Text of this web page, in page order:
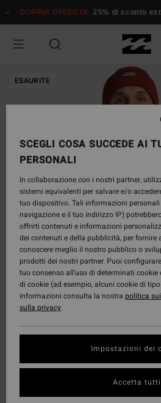
alle
prodotto
DOPPIA OFFERTA 25% di sconto
ESAURITE
SCEGLI COSA SUCCEDE AI
PERSONALI
In collaborazione con i nostri partner,
sistemi equivalenti per salvare e/o
tuo dispositivo. Tali informazioni
navigazione e il tuo indirizzo IP)
offrirti contenuti e informazioni
dei contenuti e della pubblicità, per fornire
conoscere meglio il nostro pubblico o
prodotti dei nostri partner. Puoi
tuo consenso all’uso di determinati
di cookie (ad esempio, alcuni cookie di
informazioni consulta la nostra politica
sulla privacy.
Impostazioni dei
Accetta tutti